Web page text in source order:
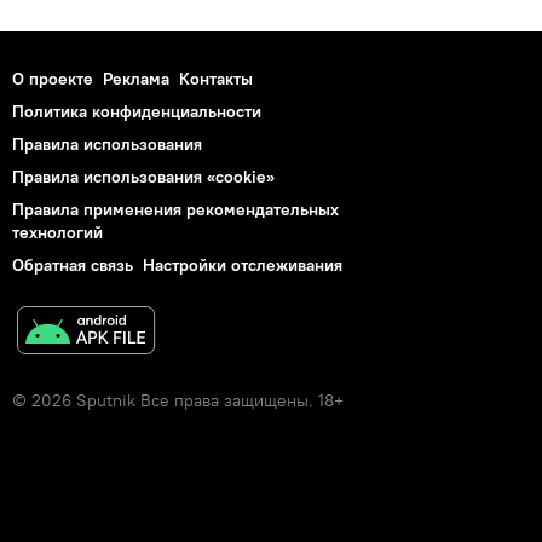
О проекте Реклама Контакты
Политика конфиденциальности
Правила использования
Правила использования «cookie»
Правила применения рекомендательных
технологий
Обратная связь Настройки отслеживания
© 2026 Sputnik Все права защищены. 18+